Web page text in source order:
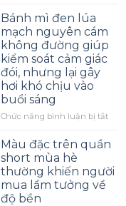
gọn
trong
ví
kẹo
trang
nhỏ
Bánh mì đen lúa
mạch nguyên cám
không đường giúp
kiểm soát cảm giác
đói, nhưng lại gây
hơi khó chịu vào
buổi sáng
Chức năng bình luận bị tắtở
mì
đen
lúa
mạch
Màu đặc trên quần
short mùa hè
thường khiến người
mua lầm tưởng về
độ bền